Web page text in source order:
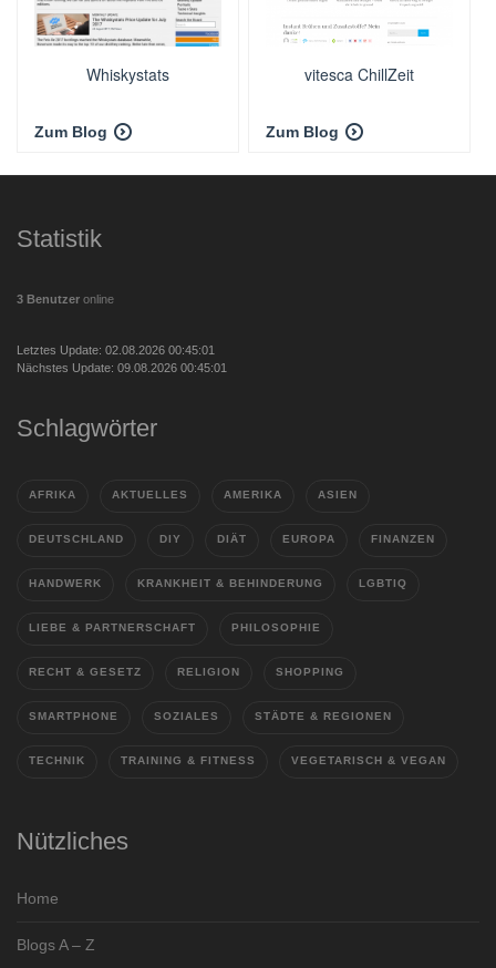
Whiskystats
Zum Blog
vitesca ChillZeit
Zum Blog
Statistik
3 Benutzer online
Letztes Update: 02.08.2026 00:45:01
Nächstes Update: 09.08.2026 00:45:01
Schlagwörter
AFRIKA AKTUELLES AMERIKA ASIEN
DEUTSCHLAND DIY DIÄT EUROPA FINANZEN
HANDWERK KRANKHEIT & BEHINDERUNG LGBTIQ
LIEBE & PARTNERSCHAFT PHILOSOPHIE
RECHT & GESETZ RELIGION SHOPPING
SMARTPHONE SOZIALES STÄDTE & REGIONEN
TECHNIK TRAINING & FITNESS VEGETARISCH & VEGAN
Nützliches
Home
Blogs A – Z